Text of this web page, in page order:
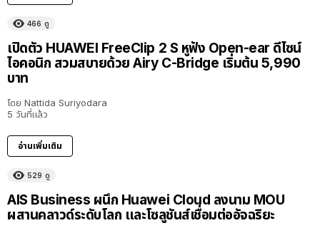
466 ดู
เปิดตัว HUAWEI FreeClip 2 S หูฟัง Open-ear ดีไซน์
ไอคอนิก สวมสบายด้วย Airy C-Bridge เริ่มต้น 5,990
บาท
โดย Nattida Suriyodara
5 วันที่แล้ว
อ่านเพิ่มเติม
529 ดู
AIS Business ผนึก Huawei Cloud ลงนาม MOU
ผสานคลาวด์ระดับโลก และโซลูชันส์เชื่อมต่ออัจฉริยะ